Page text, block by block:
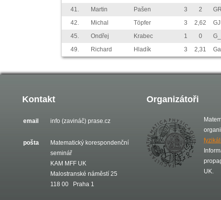
41.
Martin Pašen 3 2
42.
Michal Töpfer 3 2,62
45.
Ondřej Krabec 1 0
49.
Richard Hladík 3 2,31
Kontakt
email info (zavináč) prase.cz
pošta
Matematický korespondenční
seminář
KAM MFF UK
Malostranské náměstí 25
118 00 Praha 1
Organizátoři
UK.